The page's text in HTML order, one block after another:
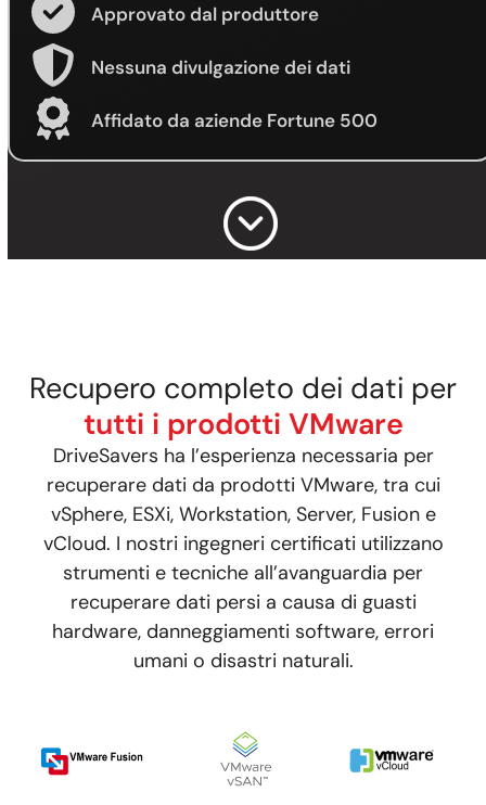
Approvato dal produttore
Nessuna divulgazione dei dati
Affidato da aziende Fortune 500
Recupero completo dei dati per
tutti i prodotti VMware
DriveSavers ha l’esperienza necessaria per
recuperare dati da prodotti VMware, tra cui
vSphere, ESXi, Workstation, Server, Fusion e
vCloud. I nostri ingegneri certificati utilizzano
strumenti e tecniche all’avanguardia per
recuperare dati persi a causa di guasti
hardware, danneggiamenti software, errori
umani o disastri naturali.